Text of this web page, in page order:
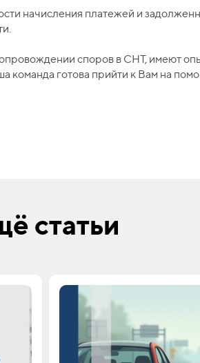
начисления платежей и
споров в СНТ, имеют
команда готова прийти к Вам на
статьи